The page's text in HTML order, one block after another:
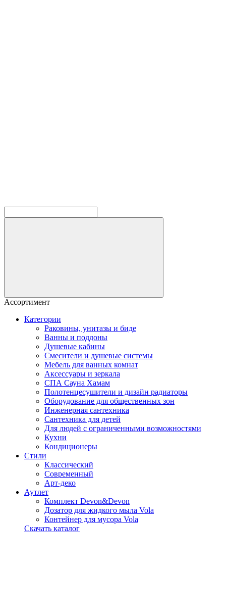
Ассортимент
Категории
Раковины, унитазы и биде
Ванны и поддоны
Душевые кабины
Смесители и душевые системы
Мебель для ванных комнат
Аксессуары и зеркала
СПА Сауна Хамам
Полотенцесушители и дизайн радиаторы
Оборудование для общественных зон
Инженерная сантехника
Сантехника для детей
Для людей с ограниченными возможностями
Кухни
Кондиционеры
Стили
Классический
Современный
Арт-деко
Аутлет
Комплект Devon&Devon
Дозатор для жидкого мыла Vola
Контейнер для мусора Vola
Скачать каталог